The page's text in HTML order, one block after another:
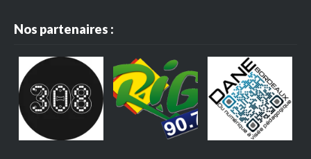
Nos partenaires :